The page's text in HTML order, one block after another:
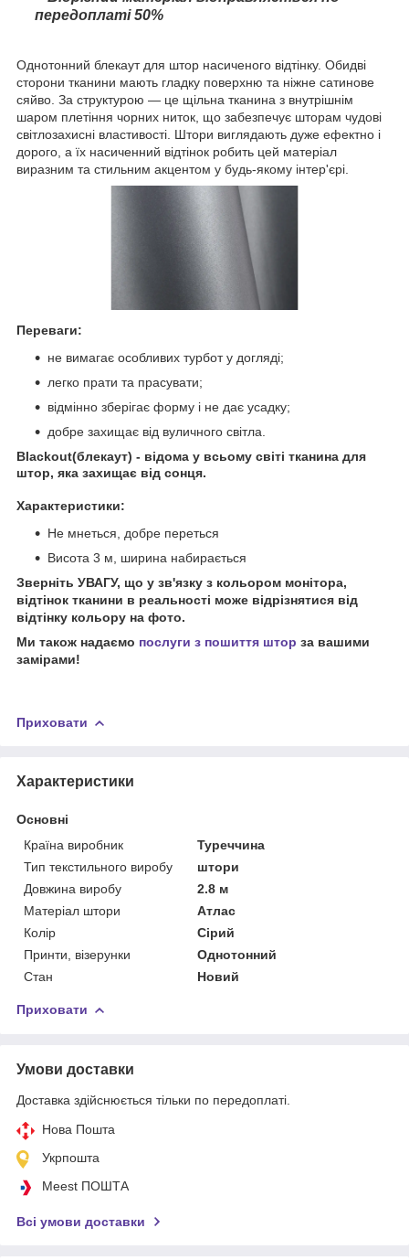
передоплаті 50%
Однотонний блекаут для штор насиченого відтінку. Обидві
сторони тканини мають гладку поверхню та ніжне сатинове
сяйво. За структурою — це щільна тканина з внутрішнім
шаром плетіння чорних ниток, що забезпечує шторам чудові
світлозахисні властивості. Штори виглядають дуже ефектно і
дорого, а їх насиченний відтінок робить цей матеріал
виразним та стильним акцентом у будь-якому інтер'єрі.
Переваги:
не вимагає особливих турбот у догляді;
легко прати та прасувати;
відмінно зберігає форму і не дає усадку;
добре захищає від вуличного світла.
Blackout(блекаут) - відома у всьому світі тканина для
штор, яка захищає від сонця.
Характеристики:
Не мнеться, добре переться
Висота 3 м, ширина набирається
Зверніть УВАГУ, що у зв'язку з кольором монітора,
відтінок тканини в реальності може відрізнятися від
відтінку кольору на фото.
Ми також надаємо послуги з пошиття штор за вашими
замірами!
Приховати
Характеристики
Основні
Країна виробник
Туреччина
Тип текстильного виробу
штори
Довжина виробу
2.8 м
Матеріал штори
Атлас
Колір
Сірий
Принти, візерунки
Однотонний
Стан
Новий
Приховати
Умови доставки
Доставка здійснюється тільки по передоплаті.
Нова Пошта
Укрпошта
Meest ПОШТА
Всі умови доставки